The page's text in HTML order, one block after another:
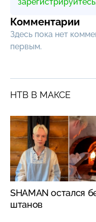
Комментарии
Здесь пока нет
первым.
НТВ В МАКСЕ
SHAMAN остался
штанов